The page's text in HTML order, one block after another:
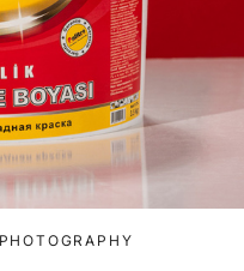
PHOTOGRAPHY